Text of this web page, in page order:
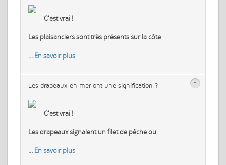
C'est vrai !
Les plaisanciers sont très présents sur la côte
… En savoir plus
Les drapeaux en mer ont une signification ? >
C'est vrai !
Les drapeaux signalent un filet de pêche ou
… En savoir plus